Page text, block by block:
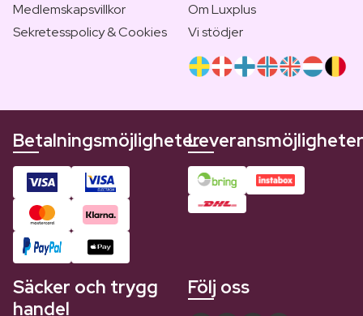
Medlemskapsvillkor
Sekretesspolicy & Cookies
Om Luxplus
Vi stödjer
BetalningsmöjligheterLeveransmöjligheter
Säcker och trygg
handel
Följ oss